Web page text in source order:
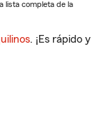
lista completa de la
. ¡Es rápido y